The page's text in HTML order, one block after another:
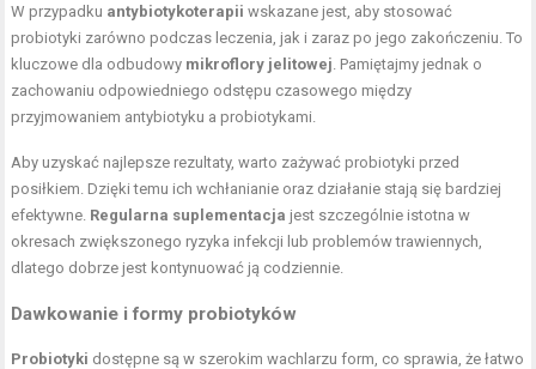
W przypadku antybiotykoterapii wskazane jest, aby stosować
probiotyki zarówno podczas leczenia, jak i zaraz po jego zakończeniu. To
kluczowe dla odbudowy mikroflory jelitowej . Pamiętajmy jednak o
zachowaniu odpowiedniego odstępu czasowego między
przyjmowaniem antybiotyku a probiotykami.
Aby uzyskać najlepsze rezultaty, warto zażywać probiotyki przed
posiłkiem. Dzięki temu ich wchłanianie oraz działanie stają się bardziej
efektywne. Regularna suplementacja jest szczególnie istotna w
okresach zwiększonego ryzyka infekcji lub problemów trawiennych,
dlatego dobrze jest kontynuować ją codziennie.
Dawkowanie i formy probiotyków
Probiotyki dostępne są w szerokim wachlarzu form, co sprawia, że łatwo